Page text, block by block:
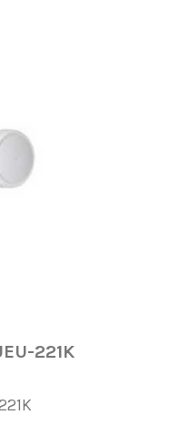
221K